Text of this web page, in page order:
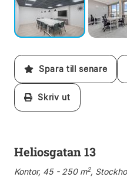
Spara till senare
Skriv ut
Heliosgatan 13
Kontor, 45 - 250 m2,